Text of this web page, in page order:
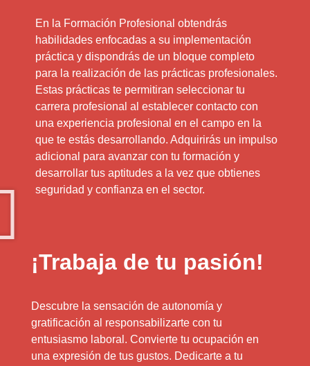
En la Formación Profesional obtendrás
habilidades enfocadas a su implementación
práctica y dispondrás de un bloque completo
para la realización de las prácticas profesionales.
Estas prácticas te permitiran seleccionar tu
carrera profesional al establecer contacto con
una experiencia profesional en el campo en la
que te estás desarrollando. Adquirirás un impulso
adicional para avanzar con tu formación y
desarrollar tus aptitudes a la vez que obtienes
seguridad y confianza en el sector.
¡Trabaja de tu pasión!
Descubre la sensación de autonomía y
gratificación al responsabilizarte con tu
entusiasmo laboral. Convierte tu ocupación en
una expresión de tus gustos. Dedicarte a tu